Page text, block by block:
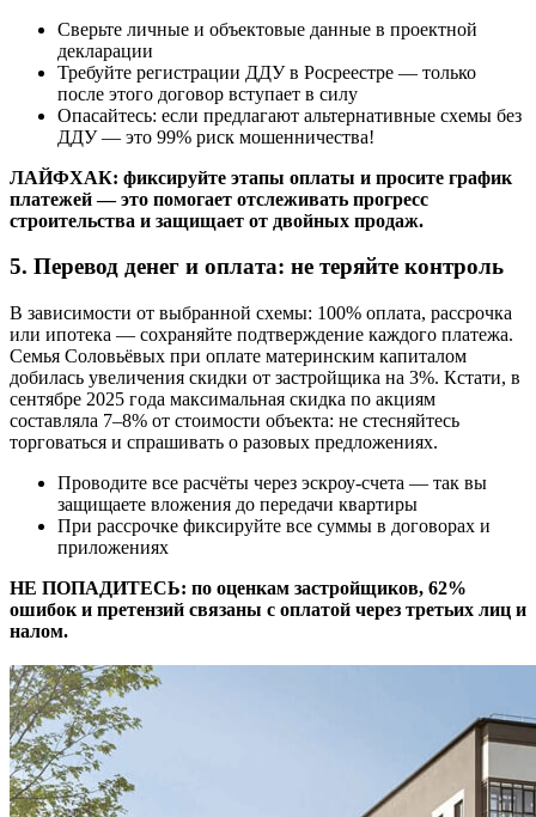
Сверьте личные и объектовые данные в проектной
декларации
Требуйте регистрации ДДУ в Росреестре — только
после этого договор вступает в силу
Опасайтесь: если предлагают альтернативные схемы без
ДДУ — это 99% риск мошенничества!
ЛАЙФХАК: фиксируйте этапы оплаты и просите график
платежей — это помогает отслеживать прогресс
строительства и защищает от двойных продаж.
5. Перевод денег и оплата: не теряйте контроль
В зависимости от выбранной схемы: 100% оплата, рассрочка
или ипотека — сохраняйте подтверждение каждого платежа.
Семья Соловьёвых при оплате материнским капиталом
добилась увеличения скидки от застройщика на 3%. Кстати, в
сентябре 2025 года максимальная скидка по акциям
составляла 7–8% от стоимости объекта: не стесняйтесь
торговаться и спрашивать о разовых предложениях.
Проводите все расчёты через эскроу-счета — так вы
защищаете вложения до передачи квартиры
При рассрочке фиксируйте все суммы в договорах и
приложениях
НЕ ПОПАДИТЕСЬ: по оценкам застройщиков, 62%
ошибок и претензий связаны с оплатой через третьих лиц и
налом.